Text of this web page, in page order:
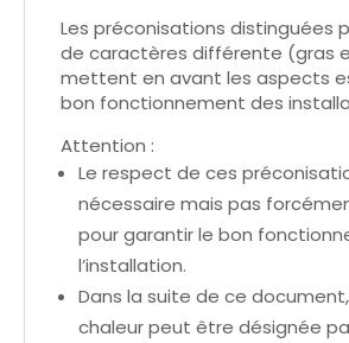
Les préconisations distinguées
de caractères différente (gras
mettent en avant les aspects
bon fonctionnement des
Attention :
Le respect de ces
nécessaire mais pas
pour garantir le bon
l’installation.
Dans la suite de ce
chaleur peut être désignée